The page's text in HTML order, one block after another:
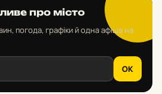
про місто
погода, графіки й одна афіша на
OK